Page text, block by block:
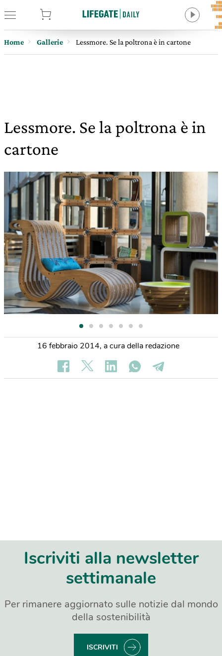
Home Gallerie Lessmore. Se la poltrona è in cartone
Lessmore. Se la poltrona è in
cartone
16 febbraio 2014, a cura della redazione
Iscriviti alla newsletter
settimanale
Per rimanere aggiornato sulle notizie dal mondo
della sostenibilità
ISCRIVITI